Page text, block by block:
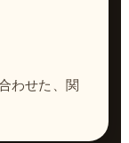
わせた、関